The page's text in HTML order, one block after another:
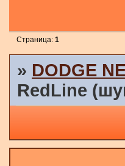
Страница:1
» DODGE
RedLine